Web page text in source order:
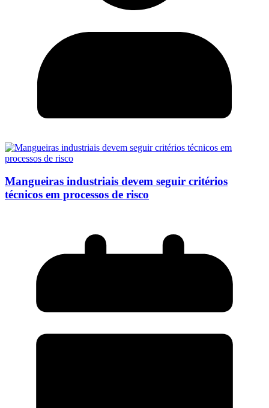
Mangueiras industriais devem seguir critérios
técnicos em processos de risco